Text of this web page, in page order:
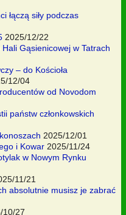
łączą siły podczas
2025/12/22
Gąsienicowej w Tatrach
– do Kościoła
12/04
od Novodom
państw członkowskich
2025/12/01
i Kowar 2025/11/24
w Nowym Rynku
11/21
absolutnie musisz je zabrać
10/27